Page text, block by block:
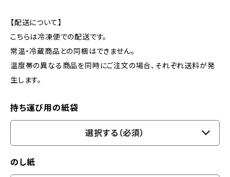
【配送について】
こちらは冷凍便での配送です。
常温・冷蔵商品との同梱はできません。
温度帯の異なる商品を同時にご注文の場合、それぞれ送料が発
生します。
持ち運び用の紙袋
選択する（必須）
のし紙